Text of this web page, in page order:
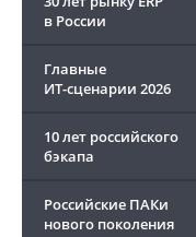
в России
Главные
ИТ-сценарии 2026
10 лет российского
бэкапа
Российские ПАКи
нового поколения